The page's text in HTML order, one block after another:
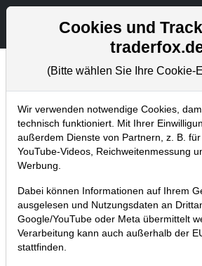
Trader-Blog
Home Blog Trader-Blog
TraderFox Screener -
Wochenhoch mit hoher
Performance
27.11.2025 um 11:22 Uhr |A. Zehetner
Cookies und
(Bitte wählen Sie Ihre Cookie-
Wir verwenden notwendige Cookies,
technisch funktioniert. Mit Ihrer
außerdem Dienste von Partnern, z. B.
YouTube-Videos, Reichweitenmessung
Werbung.
Dabei können Informationen auf Ihrem
ausgelesen und Nutzungsdaten an
Google/YouTube oder Meta übermittelt
Verarbeitung kann auch außerhalb der
stattfinden.